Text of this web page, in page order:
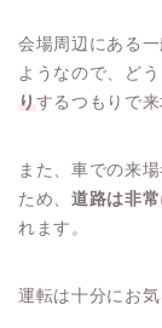
会場周辺にある
ようなので、ど
り するつもりで
また、車での来
ため、道路は非
れます。
運転は十分にお気